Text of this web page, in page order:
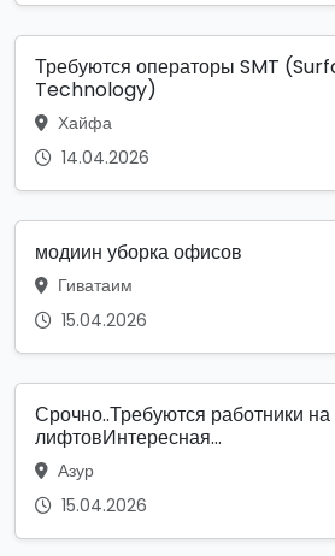
Требуются операторы SMT
Technology)
Хайфа
14.04.2026
модиин уборка офисов
Гиватаим
15.04.2026
Срочно..Требуются работники на
лифтовИнтересная...
Азур
15.04.2026